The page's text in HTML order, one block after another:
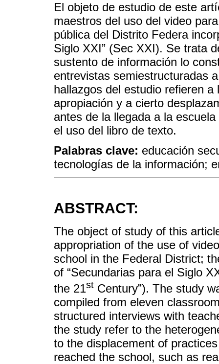
El objeto de estudio de este
maestros del uso del video
pública del Distrito Federa
Siglo XXI” (Sec XXI). Se trata
sustento de información lo
entrevistas semiestructuradas
hallazgos del estudio refieren
apropiación y a cierto
antes de la llegada a la
el uso del libro de texto.
Palabras clave: educación
tecnologías de la información;
ABSTRACT:
The object of study of this
appropriation of the use of
school in the Federal District;
of “Secundarias para el Siglo
the 21st Century”). The study
compiled from eleven
structured interviews with
the study refer to the
to the displacement of
reached the school, such as